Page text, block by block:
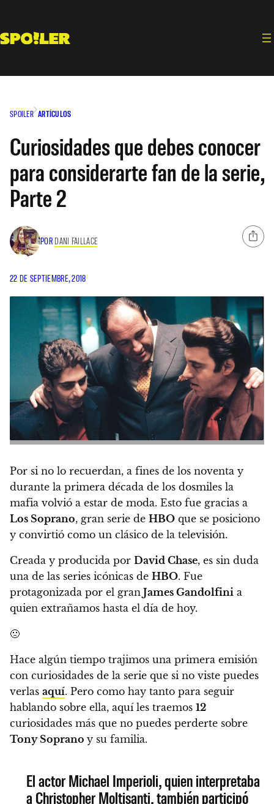
contenido
SPOILER ARTÍCULOS
Curiosidades que debes conocer
para considerarte fan de la serie,
Parte 2
POR DANI FAILLACE
22 DE SEPTIEMBRE, 2018
Por si no lo recuerdan, a fines de los noventa y
durante la primera década de los dosmiles la
mafia volvió a estar de moda. Esto fue gracias a
Los Soprano, gran serie de HBO que se posiciono
y convirtió como un clásico de la televisión.
Creada y producida por David Chase, es sin duda
una de las series icónicas de HBO. Fue
protagonizada por el gran James Gandolfini a
quien extrañamos hasta el día de hoy.
🙁
Hace algún tiempo trajimos una primera emisión
con curiosidades de la serie que si no viste puedes
verlas aquí. Pero como hay tanto para seguir
hablando sobre ella, aquí les traemos 12
curiosidades más que no puedes perderte sobre
Tony Soprano y su familia.
El actor Michael Imperioli, quien interpretaba
a Christopher Moltisanti, también participó